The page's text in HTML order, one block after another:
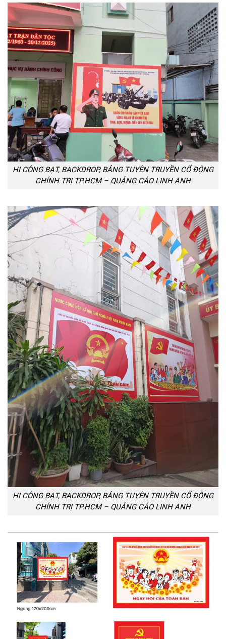
HI CÔNG BẠT, BACKDROP, BẢNG TUYÊN TRUYỀN CỔ ĐỘNG
CHÍNH TRỊ TP.HCM – QUẢNG CÁO LINH ANH
HI CÔNG BẠT, BACKDROP, BẢNG TUYÊN TRUYỀN CỔ ĐỘNG
CHÍNH TRỊ TP.HCM – QUẢNG CÁO LINH ANH